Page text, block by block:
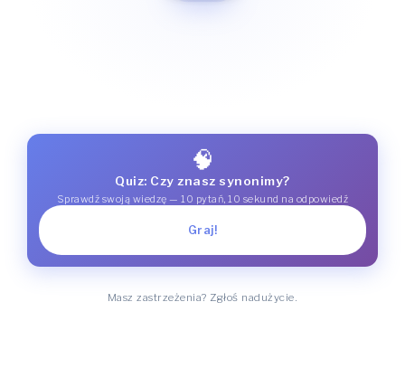
🧠
Quiz: Czy znasz synonimy?
Sprawdź swoją wiedzę — 10 pytań, 10 sekund na odpowiedź
Graj!
Masz zastrzeżenia? Zgłoś nadużycie.